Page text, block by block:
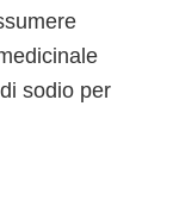
sodio per